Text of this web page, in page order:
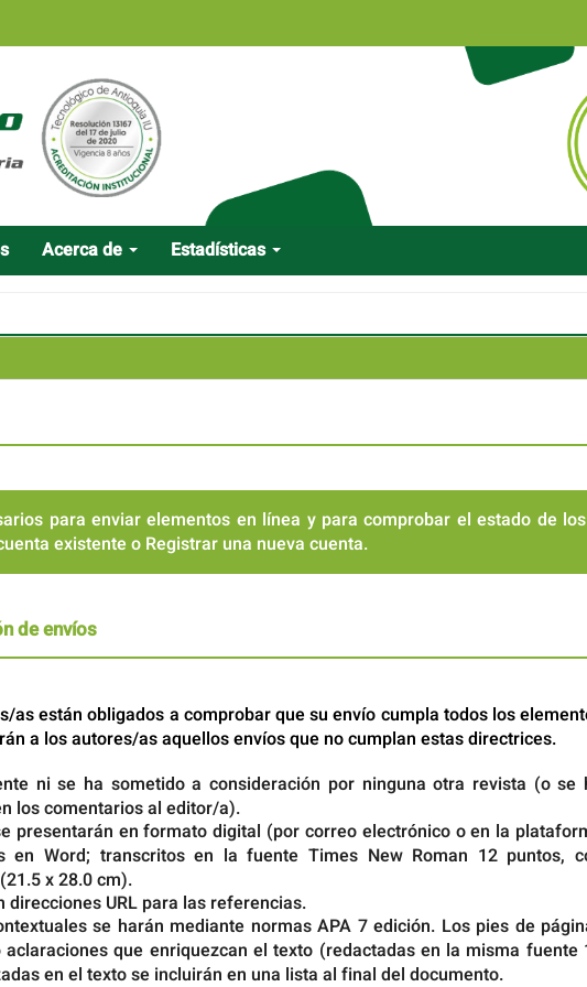
Acerca de Estadísticas
para enviar elementos en línea y para comprobar el estado de los
existente o Registrar una nueva cuenta.
de envíos
as están obligados a comprobar que su envío cumpla todos los
a los autores/as aquellos envíos que no cumplan estas directrices.
ni se ha sometido a consideración por ninguna otra revista (o se
los comentarios al editor/a).
presentarán en formato digital (por correo electrónico o en la
en Word; transcritos en la fuente Times New Roman 12 puntos,
x 28.0 cm).
URL para las referencias.
se harán mediante normas APA 7 edición. Los pies de
que enriquezcan el texto (redactadas en la misma fuente
en el texto se incluirán en una lista al final del documento.